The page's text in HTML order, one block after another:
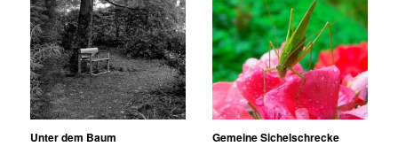
Unter dem Baum Gemeine Sichelschrecke